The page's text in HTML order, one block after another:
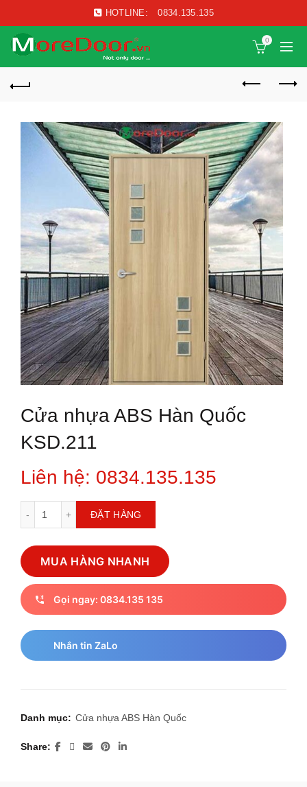
HOTLINE: 0834.135.135
0
Cửa nhựa ABS Hàn Quốc
KSD.211
Liên hệ: 0834.135.135
Cửa nhựa ABS Hàn Quốc KSD.211 số lượng
ĐẶT HÀNG
MUA HÀNG NHANH
Gọi ngay: 0834.135 135
Nhắn tin ZaLo
Danh mục: Cửa nhựa ABS Hàn Quốc
Share